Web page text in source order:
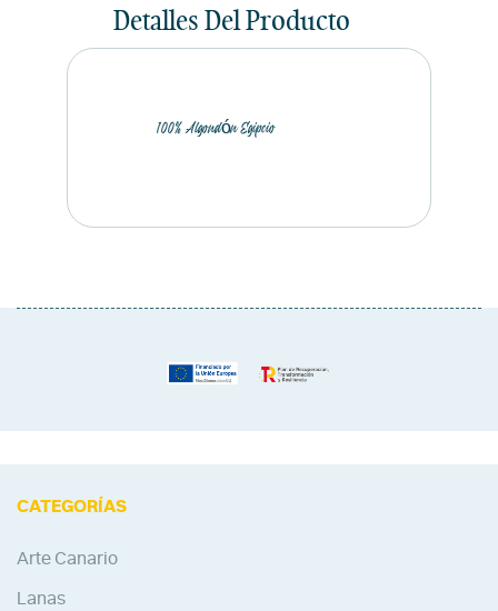
Detalles Del Producto
100% Algondón Egipcio
CATEGORÍAS
Arte Canario
Lanas